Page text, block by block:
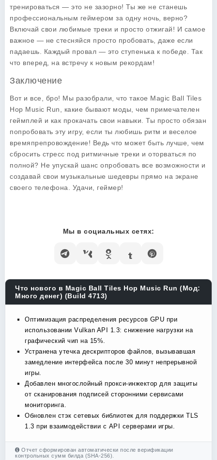
тренироваться — это не зазорно! Ты же не станешь
профессиональным геймером за одну ночь, верно?
Включай свои любимые треки и просто отжигай! И самое
важное — не стесняйся просто пробовать, даже если
падаешь. Каждый провал — это ступенька к победе. Так
что вперед, на встречу к новым рекордам!
Заключение
Вот и все, бро! Мы разобрали, что такое Magic Ball Tiles
Hop Music Run , какие бывают моды, чем примечателен
геймплей и как прокачать свои навыки. Ты просто обязан
попробовать эту игру, если ты любишь ритм и веселое
времяпрепровождение! Ведь что может быть лучше, чем
сбросить стресс под ритмичные треки и оторваться по
полной? Не упускай шанс опробовать все возможности и
создавай свои музыкальные шедевры прямо на экране
своего телефона. Удачи, геймер!
Мы в социальных сетях:
Что нового в Magic Ball Tiles Hop Music Run (Мод:
Много денег) (Build 4713)
Оптимизация распределения ресурсов GPU при
использовании Vulkan API 1.3: снижение нагрузки на
графический чип на 15%.
Устранена утечка дескрипторов файлов, вызывавшая
замедление интерфейса после 30 минут непрерывной
игры.
Добавлен многослойный прокси-инжектор для защиты
от сканирования подписей сторонними сервисами
мониторинга.
Обновлен стэк сетевых библиотек для поддержки TLS
1.3 при взаимодействии с API серверами игры.
Отчет сформирован автоматически после верификации
контрольных сумм билда (SHA-256).